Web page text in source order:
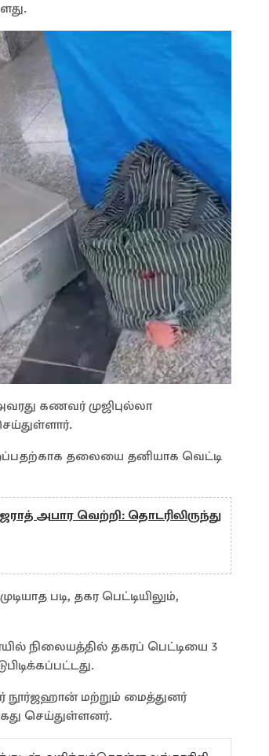
கணவர் முஜிபுல்லா
தலையை தனியாக வெட்டி
அபார வெற்றி: தொடரிலிருந்து
படி, தகர பெட்டியிலும்,
நிலையத்தில் தகரப் பெட்டியை 3
நூர்ஜஹான் மற்றும் மைத்துனர்
செய்துள்ளனர்.